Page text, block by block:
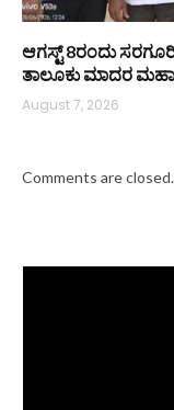
ಆಗಸ್ಟ್ 8ರಂದು
ತಾಲೂಕು ಮಾದರ
August 7, 2026
Comments are closed.